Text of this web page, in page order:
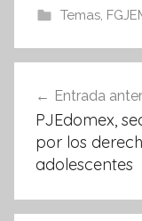
e
b
o
k
er
Temas,
de
entradas
Entrada
PJEdomex,
por los
adolescentes